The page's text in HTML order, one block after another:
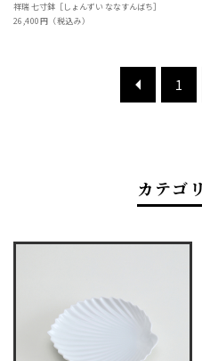
祥瑞 七寸鉢［しょんずい ななすんばち］
26,400円（税込み）
1
カテゴ